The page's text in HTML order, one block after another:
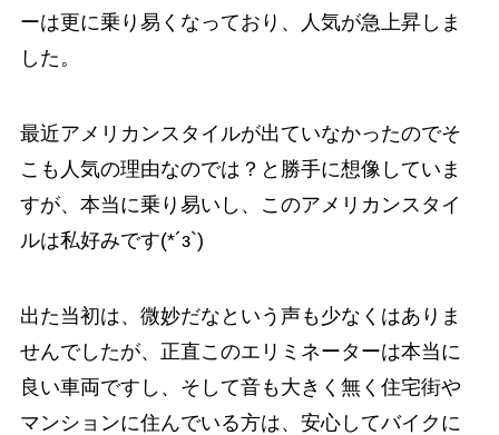
ーは更に乗り易くなっており、人気が急上昇しま
した。
最近アメリカンスタイルが出ていなかったのでそ
こも人気の理由なのでは？と勝手に想像していま
すが、本当に乗り易いし、このアメリカンスタイ
ルは私好みです(*´з`)
出た当初は、微妙だなという声も少なくはありま
せんでしたが、正直このエリミネーターは本当に
良い車両ですし、そして音も大きく無く住宅街や
マンションに住んでいる方は、安心してバイクに